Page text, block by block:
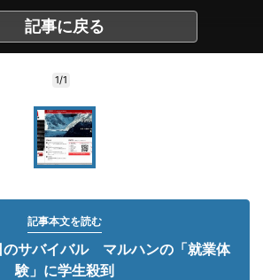
記事に戻る
1/1
記事本文を読む
サバイバル マルハンの「就業体
験」に学生殺到